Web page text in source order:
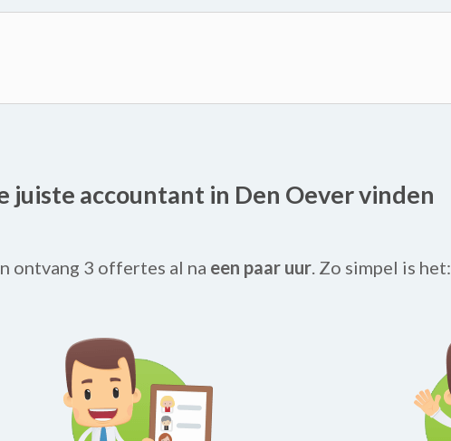
juiste accountant in Den Oever vinden
ontvang 3 offertes al na een paar uur. Zo simpel is het: